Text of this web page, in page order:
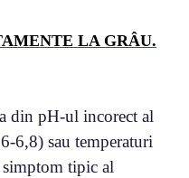
LA GRÂU.
din pH-ul incorect al
6,8) sau temperaturi
tipic al